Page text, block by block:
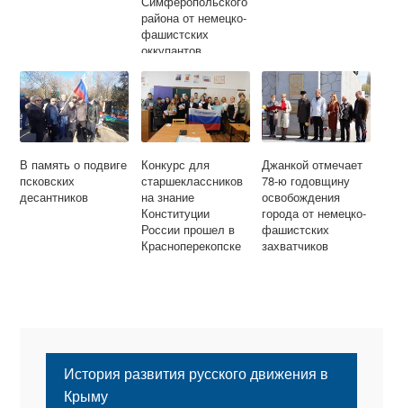
района от немецко-
фашистских
оккупантов
В память о подвиге
псковских
десантников
Конкурс для
старшеклассников
на знание
Конституции
России прошел в
Красноперекопске
Джанкой отмечает
78-ю годовщину
освобождения
города от немецко-
фашистских
захватчиков
История развития русского движения в
Крыму